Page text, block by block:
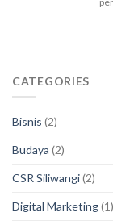
CATEGORIES
Bisnis (2)
Budaya (2)
CSR Siliwangi(2)
Digital Marketing(1)